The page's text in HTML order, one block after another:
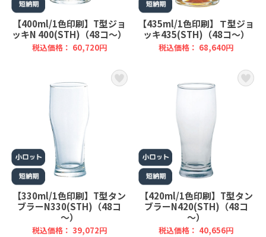
【400ml/1色印刷】T型ジョ
ッキN 400(STH)（48コ～）
税込価格： 60,720円
【435ml/1色印刷】Ｔ型ジョ
ッキ435(STH)（48コ～）
税込価格： 68,640円
【330ml/1色印刷】T型タン
ブラーN330(STH)（48コ
～）
税込価格： 39,072円
【420ml/1色印刷】T型タン
ブラーN420(STH)（48コ
～）
税込価格： 40,656円